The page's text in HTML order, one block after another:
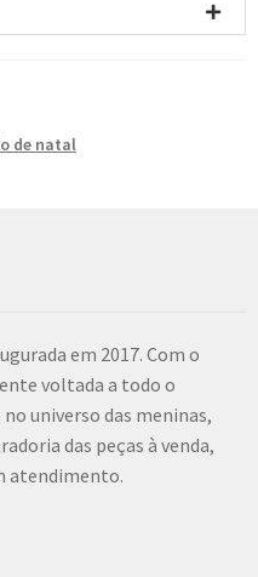
de natal
em 2017. Com o
voltada a todo o
universo das meninas,
das peças à venda,
atendimento.